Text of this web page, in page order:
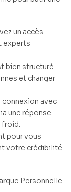
un accès
experts
bien structuré
et changer
connexion avec
une réponse
froid.
pour vous
votre crédibilité
Personnelle